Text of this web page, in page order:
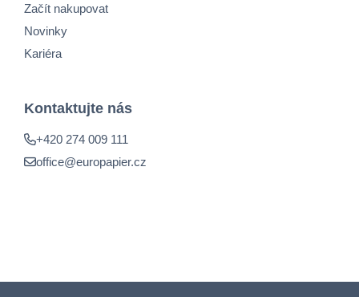
Začít nakupovat
Novinky
Kariéra
Kontaktujte nás
+420 274 009 111
office@europapier.cz